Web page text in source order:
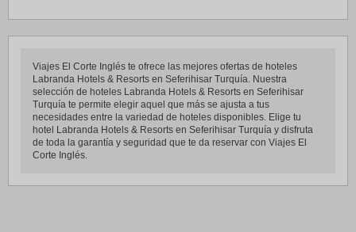
Viajes El Corte Inglés te ofrece las mejores ofertas de hoteles
Labranda Hotels & Resorts en Seferihisar Turquía. Nuestra
selección de hoteles Labranda Hotels & Resorts en Seferihisar
Turquía te permite elegir aquel que más se ajusta a tus
necesidades entre la variedad de hoteles disponibles. Elige tu
hotel Labranda Hotels & Resorts en Seferihisar Turquía y disfruta
de toda la garantía y seguridad que te da reservar con Viajes El
Corte Inglés.